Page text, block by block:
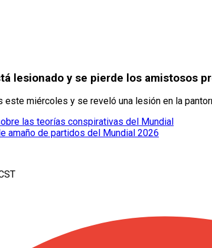
lesionado y se pierde los amistosos
miércoles y se reveló una lesión en la
las teorías conspirativas del Mundial
amaño de partidos del Mundial 2026